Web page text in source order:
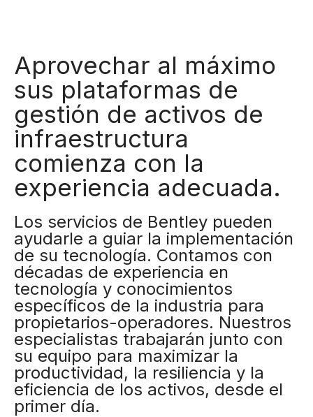
Aprovechar al máximo
sus plataformas de
gestión de activos de
infraestructura
comienza con la
experiencia adecuada.
Los servicios de Bentley pueden
ayudarle a guiar la implementación
de su tecnología. Contamos con
décadas de experiencia en
tecnología y conocimientos
específicos de la industria para
propietarios-operadores. Nuestros
especialistas trabajarán junto con
su equipo para maximizar la
productividad, la resiliencia y la
eficiencia de los activos, desde el
primer día.